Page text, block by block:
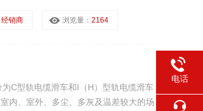
经销商 浏览量： 2164
C型轨电缆滑车和I（H）型轨电缆滑车
内、室外、多尘、多灰及温差较大的场
电话